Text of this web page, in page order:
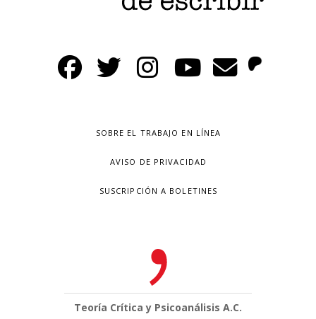
SOBRE EL TRABAJO EN LÍNEA
AVISO DE PRIVACIDAD
SUSCRIPCIÓN A BOLETINES
Teoría Crítica y Psicoanálisis A.C.